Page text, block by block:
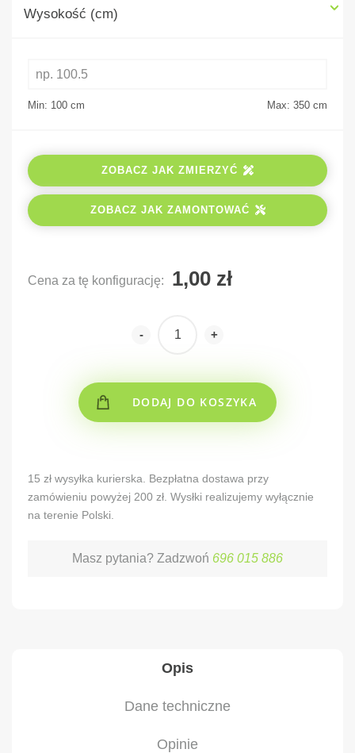
Wysokość (cm)
Min: 100 cm Max: 350 cm
ZOBACZ JAK ZMIERZYĆ
ZOBACZ JAK ZAMONTOWAĆ
Cena za tę konfigurację:
- +
DODAJ DO KOSZYKA
15 zł wysyłka kurierska. Bezpłatna dostawa przy
zamówieniu powyżej 200 zł. Wysłki realizujemy wyłącznie
na terenie Polski.
Masz pytania? Zadzwoń 696 015 886
Opis
Dane techniczne
Opinie